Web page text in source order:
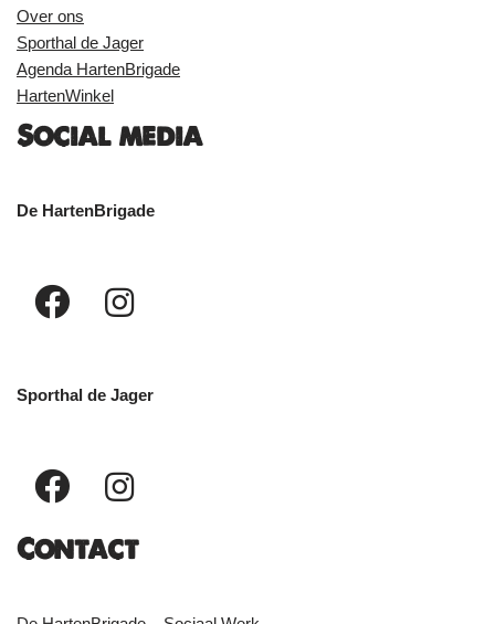
Over ons
Sporthal de Jager
Agenda HartenBrigade
HartenWinkel
Social media
De HartenBrigade
Sporthal de Jager
Contact